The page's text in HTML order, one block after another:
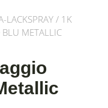
LACKSPRAY / 1K
METALLIC